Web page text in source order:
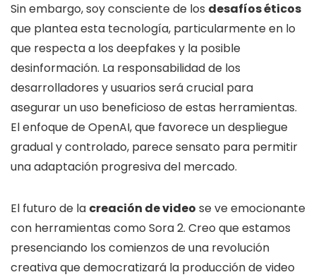
Sin embargo, soy consciente de los desafíos éticos
que plantea esta tecnología, particularmente en lo
que respecta a los deepfakes y la posible
desinformación. La responsabilidad de los
desarrolladores y usuarios será crucial para
asegurar un uso beneficioso de estas herramientas.
El enfoque de OpenAI, que favorece un despliegue
gradual y controlado, parece sensato para permitir
una adaptación progresiva del mercado.
El futuro de la creación de video se ve emocionante
con herramientas como Sora 2. Creo que estamos
presenciando los comienzos de una revolución
creativa que democratizará la producción de video